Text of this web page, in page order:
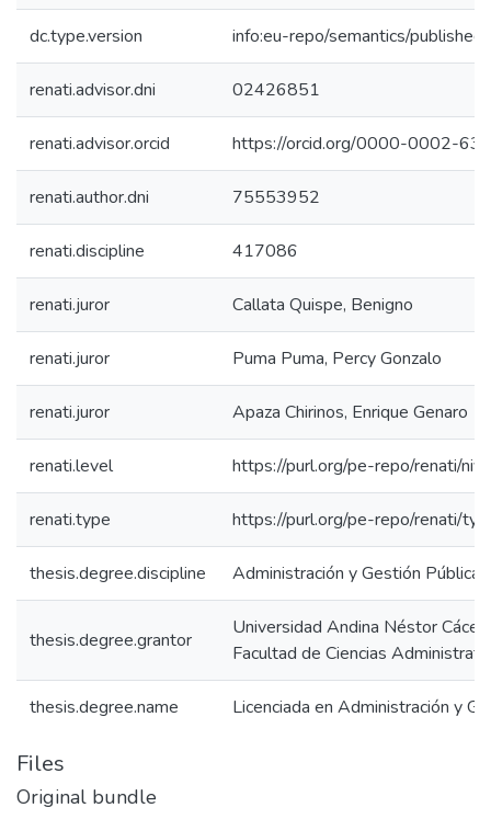
dc.type.version info:eu-repo/semantics/
renati.advisor.dni 02426851
renati.advisor.orcid https://orcid.org/0000-0002-
renati.author.dni 75553952
renati.discipline 417086
renati.juror Callata Quispe, Benigno
renati.juror Puma Puma, Percy Gonzalo
renati.juror Apaza Chirinos, Enrique Genaro
renati.level https://purl.org/pe-repo/renati/
renati.type https://purl.org/pe-repo/renati/
thesis.degree.discipline Administración y Gestión Pública
thesis.degree.grantor
Universidad Andina Néstor
Facultad de Ciencias
thesis.degree.name Licenciada en Administración y
Files
Original bundle